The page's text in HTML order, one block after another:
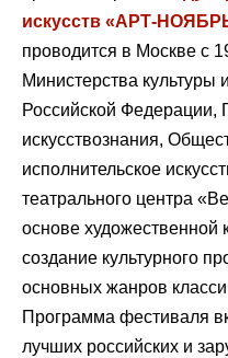
искусств «АРТ-
проводится в Москве с
Министерства
Российской Федерации,
искусствознания,
исполнительское
театрального центра
основе художественной
создание культурного
основных жанров
Программа фестиваля
лучших российских и